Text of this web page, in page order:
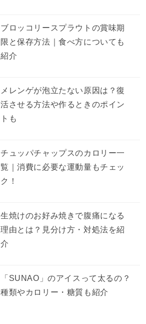
ブロッコリースプラウトの賞味期
限と保存方法｜食べ方についても
紹介
メレンゲが泡立たない原因は？復
活させる方法や作るときのポイン
トも
チュッパチャップスのカロリー一
覧｜消費に必要な運動量もチェッ
ク！
生焼けのお好み焼きで腹痛になる
理由とは？見分け方・対処法を紹
介
「SUNAO」のアイスって太るの？
種類やカロリー・糖質も紹介